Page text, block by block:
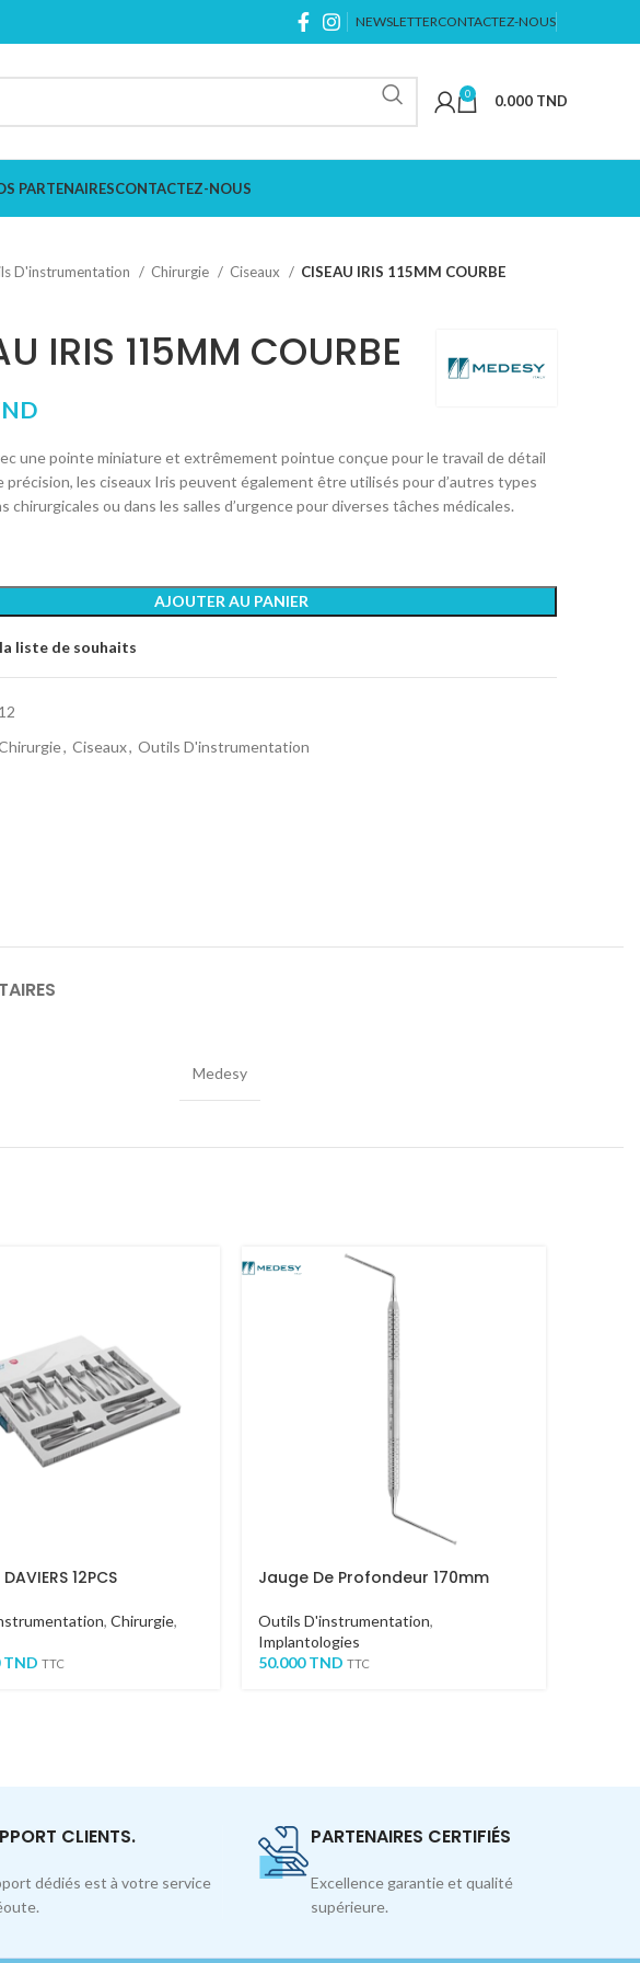
NEWSLETTERCONTACTEZ-NOUS
0 0.000 TND
PARTENAIRESCONTACTEZ-NOUS
D'instrumentation Chirurgie Ciseaux CISEAU IRIS 115MM COURBE
IRIS 115MM COURBE
une pointe miniature et extrêmement pointue conçue pour le travail de détail
précision, les ciseaux Iris peuvent également être utilisés pour d’autres types
chirurgicales ou dans les salles d’urgence pour diverses tâches médicales.
AJOUTER AU PANIER
liste de souhaits
, Ciseaux, Outils D'instrumentation
Medesy
12PCS
, Chirurgie,
TND TTC
Jauge De Profondeur 170mm
Outils D'instrumentation,
Implantologies
50.000TND TTC
CLIENTS.
dédiés est à votre service
PARTENAIRES CERTIFIÉS
Excellence garantie et qualité
supérieure.